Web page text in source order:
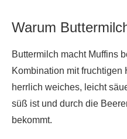
Warum
Buttermilch macht Muffins
Kombination mit fruchtigen
herrlich weiches, leicht
süß ist und durch die
bekommt.